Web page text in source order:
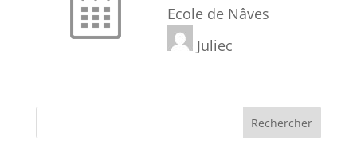
Ecole de Nâves
Juliec
Rechercher